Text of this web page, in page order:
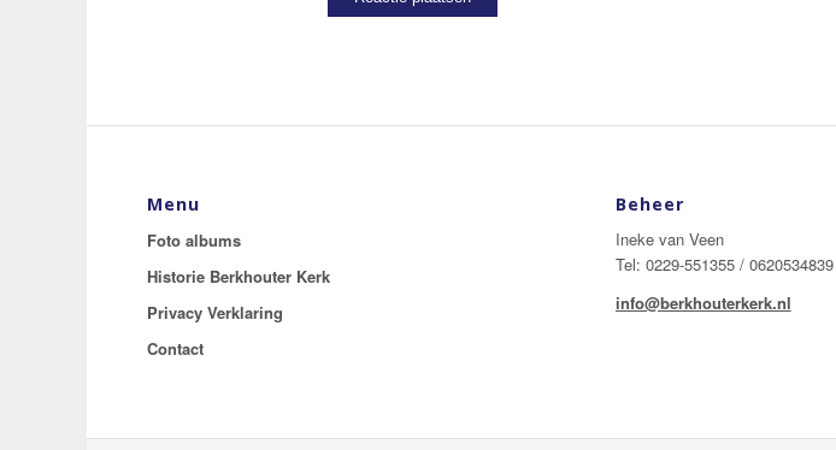
Menu
Foto albums
Historie Berkhouter Kerk
Privacy Verklaring
Contact
Beheer
Ineke van Veen
Tel: 0229-551355 / 0620534839
info@berkhouterkerk.nl